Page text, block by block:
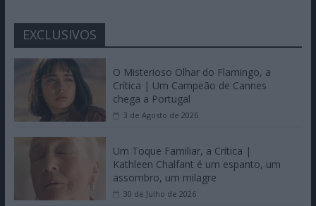
EXCLUSIVOS
O Misterioso Olhar do Flamingo, a
Crítica | Um Campeão de Cannes
chega a Portugal
3 de Agosto de 2026
Um Toque Familiar, a Crítica |
Kathleen Chalfant é um espanto, um
assombro, um milagre
30 de Julho de 2026